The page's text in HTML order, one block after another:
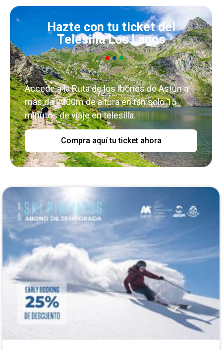
Hazte con tu ticket del
Telesilla Los Lagos
Accede a la Ruta de los Ibones de Astún a
más de 2000m de altura en tan solo 15
minutos de viaje en telesilla.
Compra aquí tu ticket ahora